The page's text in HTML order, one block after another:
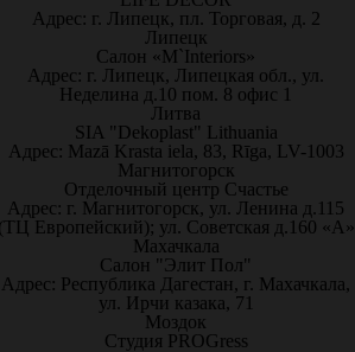
Адрес: г. Липецк, пл. Торговая, д. 2
Липецк
Салон «M`Interiors»
Адрес: г. Липецк, Липецкая обл., ул.
Неделина д.10 пом. 8 офис 1
Литва
SIA "Dekoplast" Lithuania
Адрес: Mazā Krasta iela, 83, Rīga, LV-1003
Магнитогорск
Отделочный центр Счастье
Адрес: г. Магнитогорск, ул. Ленина д.115
Европейский); ул. Советская д.160 «А»
Махачкала
Салон "Элит Пол"
Адрес: Республика Дагестан, г. Махачкала,
ул. Ирчи казака, 71
Моздок
Студия PROGress